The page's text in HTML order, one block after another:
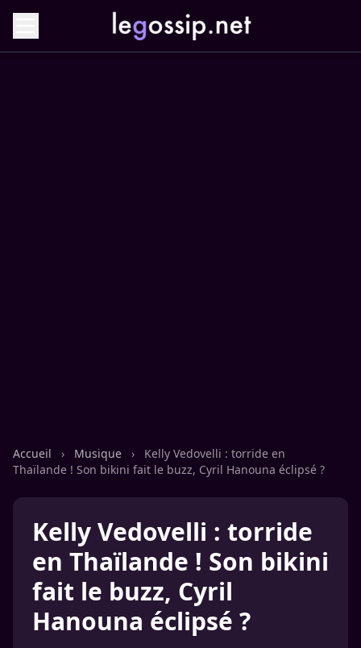
Accueil › Musique ›
Kelly Vedovelli : torride en
Thaïlande ! Son bikini fait le buzz, Cyril Hanouna éclipsé ?
Kelly Vedovelli : torride
en Thaïlande ! Son bikini
fait le buzz, Cyril
Hanouna éclipsé ?